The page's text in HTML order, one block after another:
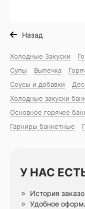
Назад
Холодные Закуски
Супы
Выпечка
Соусы и добавки
Холодные закуски
Основное горячее
Гарниры банкетные
У НАС
История
Удобное